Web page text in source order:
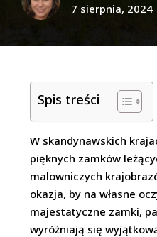
7 sierpnia, 2024
Spis treści
W skandynawskich
pięknych zamków
malowniczych
okazja, by na własne
majestatyczne zamki,
wyróżniają się